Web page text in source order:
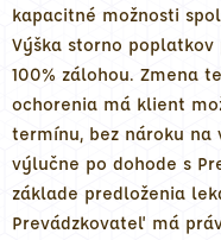
kapacitné možnosti
Výška storno poplatkov
100% zálohou. Zmena
ochorenia má klient
termínu, bez nároku na
výlučne po dohode s
základe predloženia
Prevádzkovateľ má